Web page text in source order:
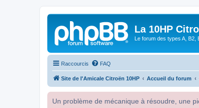
La 10HP
Le forum des types A, B2,
Raccourcis FAQ
Site de l'Amicale Citroën 10HP Accueil du forum
Un problème de mécanique à résoudre, une